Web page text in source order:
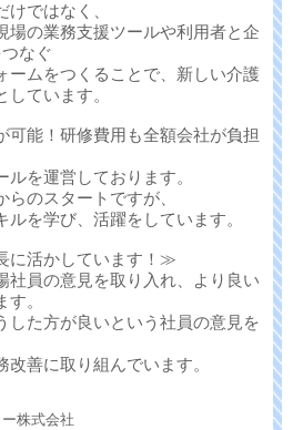
けではなく、
場の業務支援ツールや利用者と企
なぐ
ームをつくることで、新しい介護
ています。
能！研修費用も全額会社が負担
を運営しております。
のスタートですが、
ルを学び、活躍をしています。
に活かしています！≫
社員の意見を取り入れ、より良い
。
した方が良いという社員の意見を
善に取り組んでいます。
株式会社